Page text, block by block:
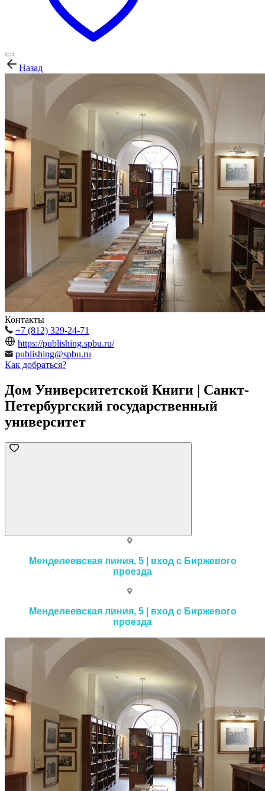
Назад
Контакты
+7 (812) 329-24-71
https://publishing.spbu.ru/
publishing@spbu.ru
Как добраться?
Дом Университетской Книги | Санкт-
Петербургский государственный
университет
Менделеевская линия, 5 | вход с Биржевого
проезда
Менделеевская линия, 5 | вход с Биржевого
проезда